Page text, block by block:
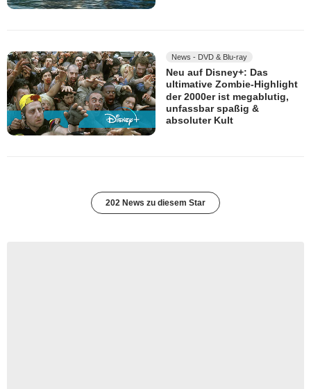
News - DVD & Blu-ray
Neu auf Disney+: Das
ultimative Zombie-Highlight
der 2000er ist megablutig,
unfassbar spaßig &
absoluter Kult
202 News zu diesem Star